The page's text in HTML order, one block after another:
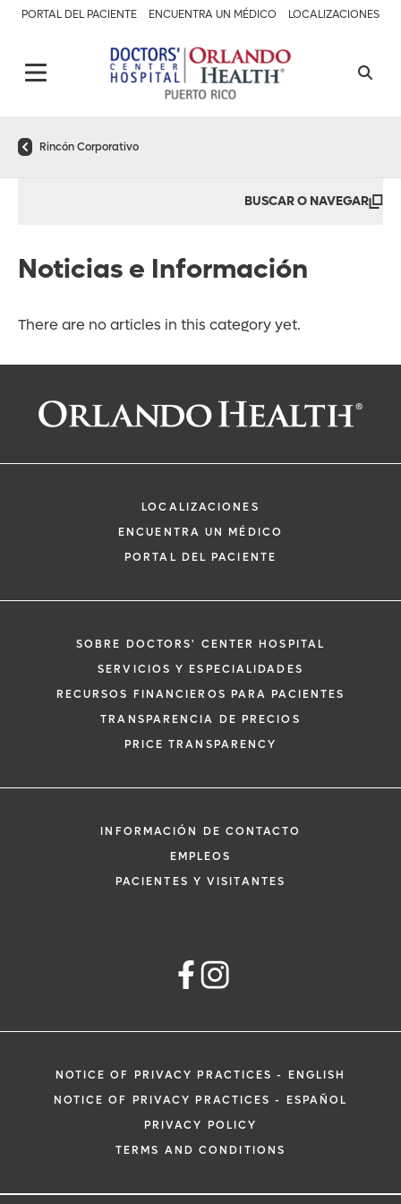
PORTAL DEL PACIENTE ENCUENTRA UN MÉDICO LOCALIZACIONES
Rincón Corporativo
BUSCAR O NAVEGAR
Noticias e Información
There are no articles in this category yet.
LOCALIZACIONES
ENCUENTRA UN MÉDICO
PORTAL DEL PACIENTE
SOBRE DOCTORS' CENTER HOSPITAL
SERVICIOS Y ESPECIALIDADES
RECURSOS FINANCIEROS PARA PACIENTES
TRANSPARENCIA DE PRECIOS
PRICE TRANSPARENCY
INFORMACIÓN DE CONTACTO
EMPLEOS
PACIENTES Y VISITANTES
NOTICE OF PRIVACY PRACTICES - ENGLISH
NOTICE OF PRIVACY PRACTICES - ESPAÑOL
PRIVACY POLICY
TERMS AND CONDITIONS